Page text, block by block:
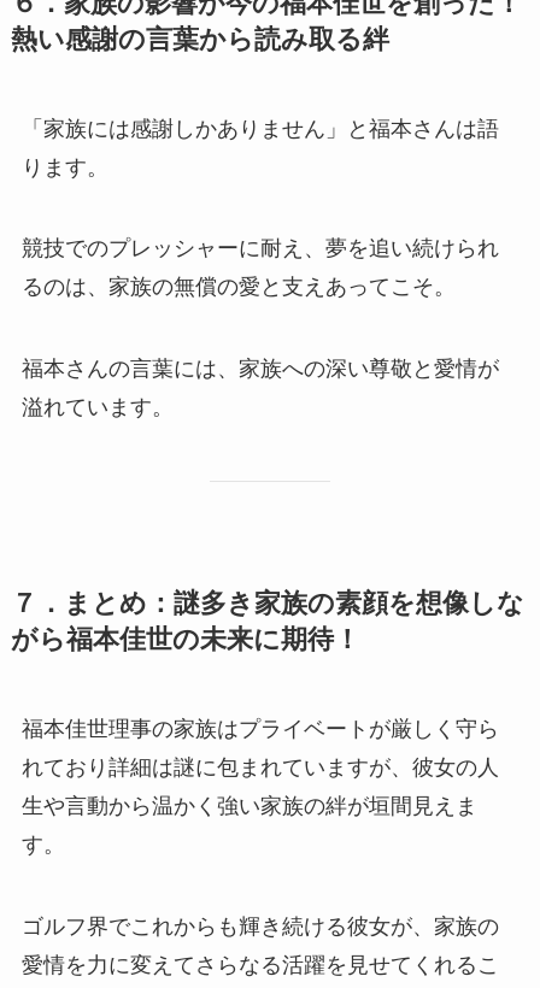
熱い感謝の言葉から読み取る絆
「家族には感謝しかありません」と福本さんは語
ります。
競技でのプレッシャーに耐え、夢を追い続けられ
るのは、家族の無償の愛と支えあってこそ。
福本さんの言葉には、家族への深い尊敬と愛情が
溢れています。
７．まとめ：謎多き家族の素顔を想像しな
がら福本佳世の未来に期待！
福本佳世理事の家族はプライベートが厳しく守ら
れており詳細は謎に包まれていますが、彼女の人
生や言動から温かく強い家族の絆が垣間見えま
す。
ゴルフ界でこれからも輝き続ける彼女が、家族の
愛情を力に変えてさらなる活躍を見せてくれるこ